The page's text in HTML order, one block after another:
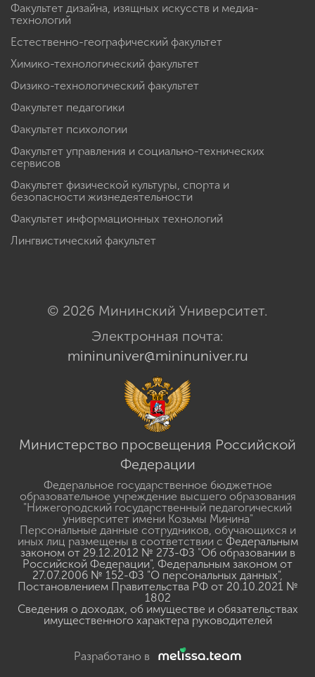
Факультет дизайна, изящных искусств и медиа-
технологий
Естественно-географический факультет
Химико-технологический факультет
Физико-технологический факультет
Факультет педагогики
Факультет психологии
Факультет управления и социально-технических
сервисов
Факультет физической культуры, спорта и
безопасности жизнедеятельности
Факультет информационных технологий
Лингвистический факультет
© 2026 Мининский Университет.
Электронная почта:
mininuniver@mininuniver.ru
Министерство просвещения Российской
Федерации
Федеральное государственное бюджетное
образовательное учреждение высшего образования
"Нижегородский государственный педагогический
университет имени Козьмы Минина"
Персональные данные сотрудников, обучающихся и
иных лиц размещены в соответствии с Федеральным
законом от 29.12.2012 № 273-ФЗ "Об образовании в
Российской Федерации", Федеральным законом от
27.07.2006 № 152-ФЗ "О персональных данных",
Постановлением Правительства РФ от 20.10.2021 №
1802
Сведения о доходах, об имуществе и обязательствах
имущественного характера руководителей
Разработано в